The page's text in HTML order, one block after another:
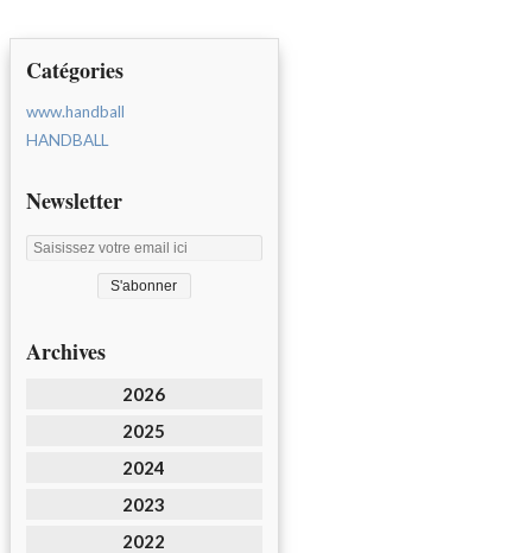
Catégories
www.handball
HANDBALL
Newsletter
Archives
2026
2025
2024
2023
2022